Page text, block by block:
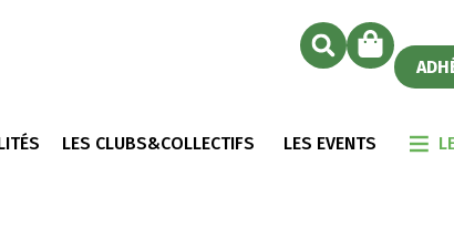
LES CLUBS&COLLECTIFS LES EVENTS